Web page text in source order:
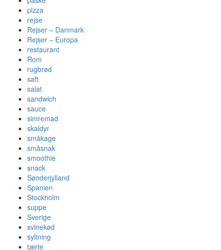
pizza
rejse
Rejser – Danmark
Rejser – Europa
restaurant
Rom
rugbrød
saft
salat
sandwich
sauce
simremad
skaldyr
småkage
småsnak
smoothie
snack
Sønderjylland
Spanien
Stockholm
suppe
Sverige
svinekød
syltning
tærte